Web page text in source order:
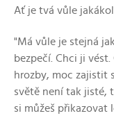
Ať je tvá vůle
"Má vůle je stejná
bezpečí. Chci ji vést.
hrozby, moc zajistit
světě není tak jisté,
si můžeš